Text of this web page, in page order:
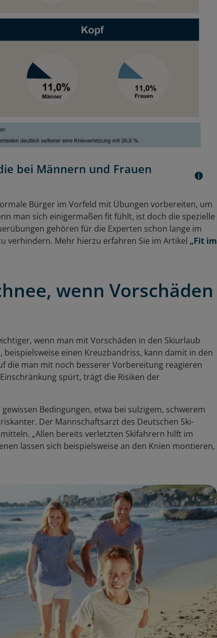
bei Männern und Frauen
Bürger im Vorfeld mit Übungen vorbereiten, um
man sich einigermaßen fit fühlt, ist doch die spezielle
gehören für die Experten schon lange im
verhindern. Mehr hierzu erfahren Sie im Artikel „Fit im
wenn Vorschäden
wenn man mit Vorschäden in den Skiurlaub
einen Kreuzbandriss, kann damit in den
die man mit noch besserer Vorbereitung reagieren
spürt, trägt die Risiken der
Bedingungen, etwa bei sulzigem, schwerem
Der Mannschaftsarzt des Deutschen Ski-
„Allen bereits verletzten Skifahrern hilft im
lassen sich beispielsweise an den Knien montieren,